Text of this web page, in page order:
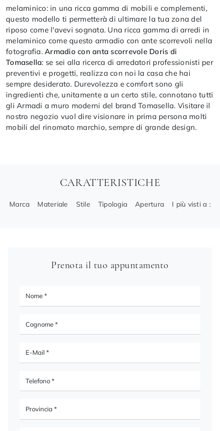
melaminico: in una ricca gamma di mobili e complementi,
questo modello ti permetterà di ultimare la tua zona del
riposo come l'avevi sognata. Una ricca gamma di arredi in
melaminico come questo armadio con ante scorrevoli nella
fotografia. Armadio con anta scorrevole Doris di
Tomasella: se sei alla ricerca di arredatori professionisti per
preventivi e progetti, realizza con noi la casa che hai
sempre desiderato. Durevolezza e comfort sono gli
ingredienti che, unitamente a un certo stile, connotano tutti
gli Armadi a muro moderni del brand Tomasella. Visitare il
nostro negozio vuol dire visionare in prima persona molti
mobili del rinomato marchio, sempre di grande design.
CARATTERISTICHE
Marca Materiale Stile Tipologia Apertura I più visti a :
Prenota il tuo appuntamento